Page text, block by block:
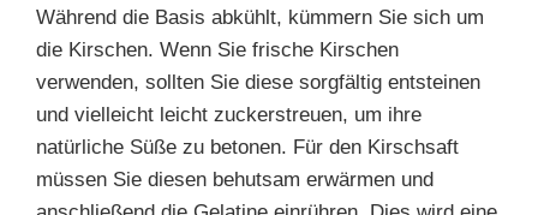
Während die Basis abkühlt, kümmern Sie sich um
die Kirschen. Wenn Sie frische Kirschen
verwenden, sollten Sie diese sorgfältig entsteinen
und vielleicht leicht zuckerstreuen, um ihre
natürliche Süße zu betonen. Für den Kirschsaft
müssen Sie diesen behutsam erwärmen und